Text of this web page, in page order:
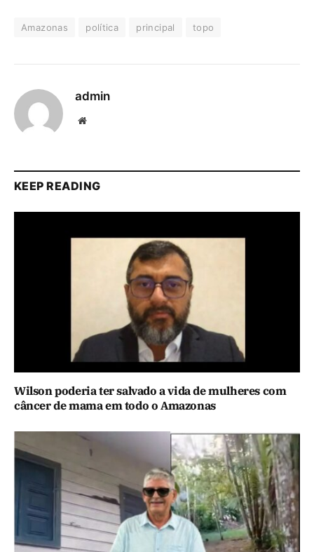
Amazonas política principal topo
admin
Website
KEEP READING
Wilson poderia ter salvado a vida de mulheres com
câncer de mama em todo o Amazonas